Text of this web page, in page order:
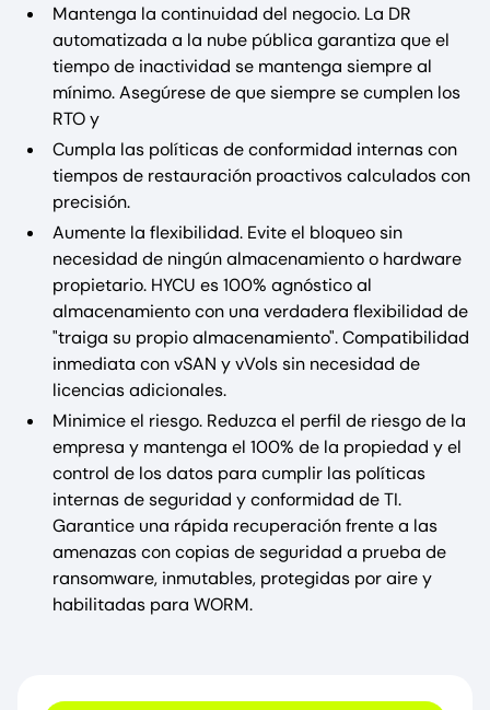
Mantenga la continuidad del negocio. La DR
automatizada a la nube pública garantiza que el
tiempo de inactividad se mantenga siempre al
mínimo. Asegúrese de que siempre se cumplen los
RTO y
Cumpla las políticas de conformidad internas con
tiempos de restauración proactivos calculados con
precisión.
Aumente la flexibilidad. Evite el bloqueo sin
necesidad de ningún almacenamiento o hardware
propietario. HYCU es 100% agnóstico al
almacenamiento con una verdadera flexibilidad de
"traiga su propio almacenamiento". Compatibilidad
inmediata con vSAN y vVols sin necesidad de
licencias adicionales.
Minimice el riesgo. Reduzca el perfil de riesgo de la
empresa y mantenga el 100% de la propiedad y el
control de los datos para cumplir las políticas
internas de seguridad y conformidad de TI.
Garantice una rápida recuperación frente a las
amenazas con copias de seguridad a prueba de
ransomware, inmutables, protegidas por aire y
habilitadas para WORM.